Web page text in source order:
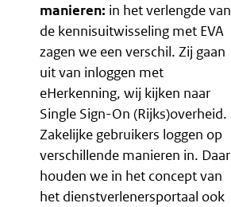
manieren: in het verlengde van
de kennisuitwisseling met EVA
zagen we een verschil. Zij gaan
uit van inloggen met
eHerkenning, wij kijken naar
Single Sign-On (Rijks)overheid.
Zakelijke gebruikers loggen op
verschillende manieren in. Daar
houden we in het concept van
het dienstverlenersportaal ook